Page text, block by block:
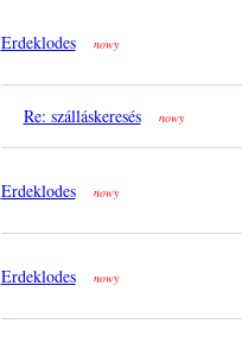
Erdeklodes nowy
Re: szálláskeresés nowy
Erdeklodes nowy
Erdeklodes nowy